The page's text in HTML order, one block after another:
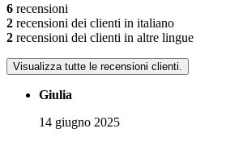
6 recensioni
2 recensioni dei clienti in italiano
2 recensioni dei clienti in altre lingue
Visualizza tutte le recensioni clienti.
Giulia
14 giugno 2025